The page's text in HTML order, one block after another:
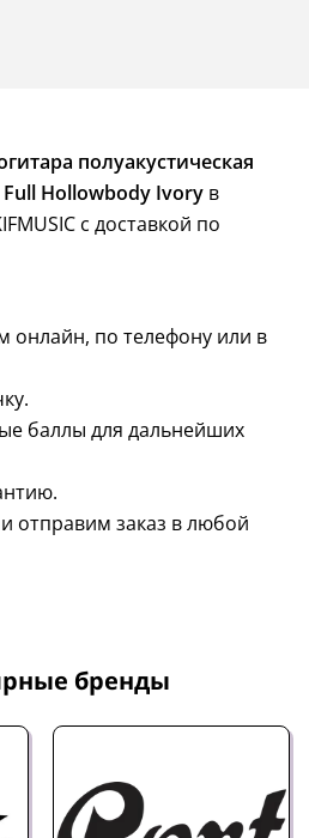
полуакустическая
Hollowbody Ivory в
с доставкой по
онлайн, по телефону или в
баллы для дальнейших
отправим заказ в любой
бренды